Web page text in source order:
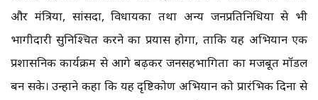
और मंत्रियों, सांसदों, विधायकों तथा अन्य जनप्रतिनिधियों से भी
भागीदारी सुनिश्चित करने का प्रयास होगा, ताकि यह अभियान एक
प्रशासनिक कार्यक्रम से आगे बढ़कर जनसहभागिता का मजबूत मॉडल
बन सके। उन्होंने कहा कि यह दृष्टिकोण अभियान को प्रारंभिक दिनों से